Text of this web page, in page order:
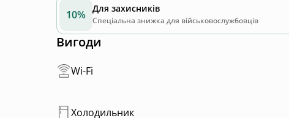
10% Для захисників
Спеціальна знижка для військовослужбовців
Вигоди
Wi-Fi
Холодильник